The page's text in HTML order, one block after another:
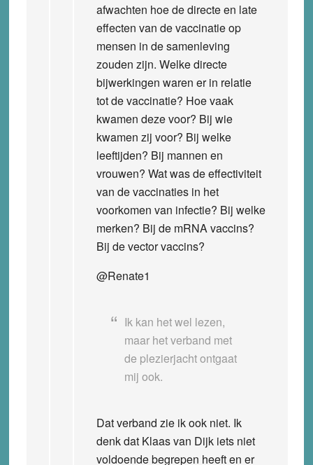
afwachten hoe de directe en late
effecten van de vaccinatie op
mensen in de samenleving
zouden zijn. Welke directe
bijwerkingen waren er in relatie
tot de vaccinatie? Hoe vaak
kwamen deze voor? Bij wie
kwamen zij voor? Bij welke
leeftijden? Bij mannen en
vrouwen? Wat was de effectiviteit
van de vaccinaties in het
voorkomen van infectie? Bij welke
merken? Bij de mRNA vaccins?
Bij de vector vaccins?
@Renate1
Ik kan het wel lezen,
maar het verband met
de plezierjacht ontgaat
mij ook.
Dat verband zie ik ook niet. Ik
denk dat Klaas van Dijk iets niet
voldoende begrepen heeft en er